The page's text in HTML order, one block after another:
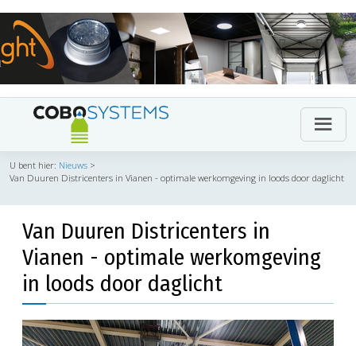
U bent hier: Nieuws >
Van Duuren Districenters in Vianen - optimale werkomgeving in loods door daglicht
Van Duuren Districenters in
Vianen - optimale werkomgeving
in loods door daglicht